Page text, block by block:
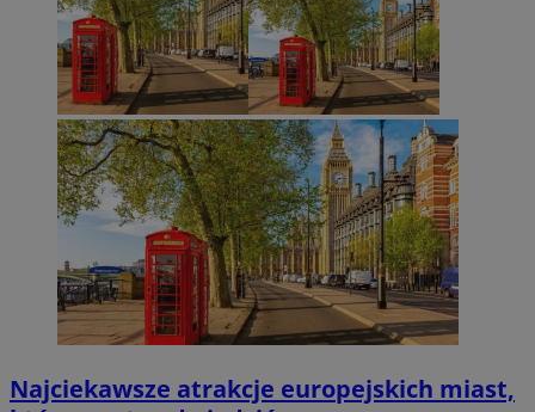
Najciekawsze atrakcje europejskich miast,